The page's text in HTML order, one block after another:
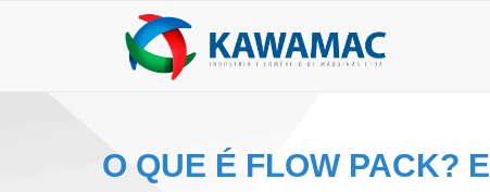
O QUE É FLOW PACK?